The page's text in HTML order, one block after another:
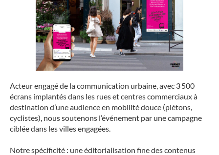
Acteur engagé de la communication urbaine, avec 3 500
écrans implantés dans les rues et centres commerciaux à
destination d’une audience en mobilité douce (piétons,
cyclistes), nous soutenons l’événement par une campagne
ciblée dans les villes engagées.
Notre spécificité : une éditorialisation fine des contenus